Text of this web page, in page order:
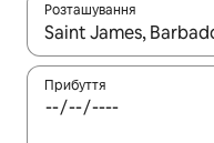
Розташування
Отримавши результати
Прибуття